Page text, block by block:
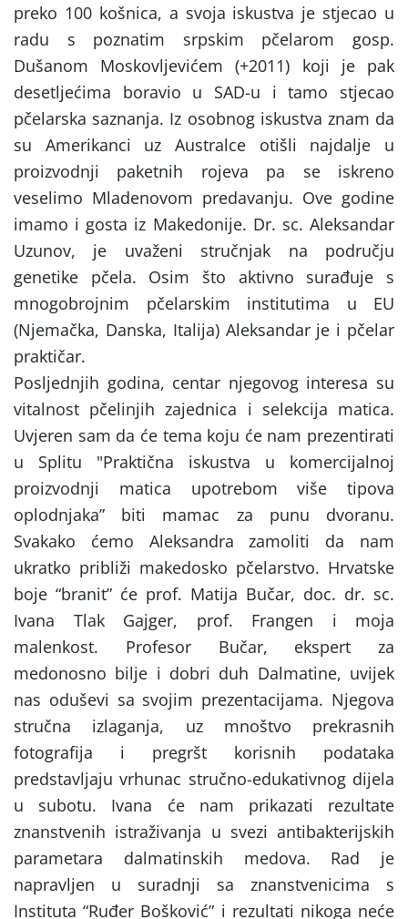
preko 100 košnica, a svoja iskustva je stjecao u
radu s poznatim srpskim pčelarom gosp.
Dušanom Moskovljevićem (+2011) koji je pak
desetljećima boravio u SAD-u i tamo stjecao
pčelarska saznanja. Iz osobnog iskustva znam da
su Amerikanci uz Australce otišli najdalje u
proizvodnji paketnih rojeva pa se iskreno
veselimo Mladenovom predavanju. Ove godine
imamo i gosta iz Makedonije. Dr. sc. Aleksandar
Uzunov, je uvaženi stručnjak na području
genetike pčela. Osim što aktivno surađuje s
mnogobrojnim pčelarskim institutima u EU
(Njemačka, Danska, Italija) Aleksandar je i pčelar
praktičar.
Posljednjih godina, centar njegovog interesa su
vitalnost pčelinjih zajednica i selekcija matica.
Uvjeren sam da će tema koju će nam prezentirati
u Splitu "Praktična iskustva u komercijalnoj
proizvodnji matica upotrebom više tipova
oplodnjaka” biti mamac za punu dvoranu.
Svakako ćemo Aleksandra zamoliti da nam
ukratko približi makedosko pčelarstvo. Hrvatske
boje “branit” će prof. Matija Bučar, doc. dr. sc.
Ivana Tlak Gajger, prof. Frangen i moja
malenkost. Profesor Bučar, ekspert za
medonosno bilje i dobri duh Dalmatine, uvijek
nas oduševi sa svojim prezentacijama. Njegova
stručna izlaganja, uz mnoštvo prekrasnih
fotografija i pregršt korisnih podataka
predstavljaju vrhunac stručno-edukativnog dijela
u subotu. Ivana će nam prikazati rezultate
znanstvenih istraživanja u svezi antibakterijskih
parametara dalmatinskih medova. Rad je
napravljen u suradnji sa znanstvenicima s
Instituta “Ruđer Bošković” i rezultati nikoga neće